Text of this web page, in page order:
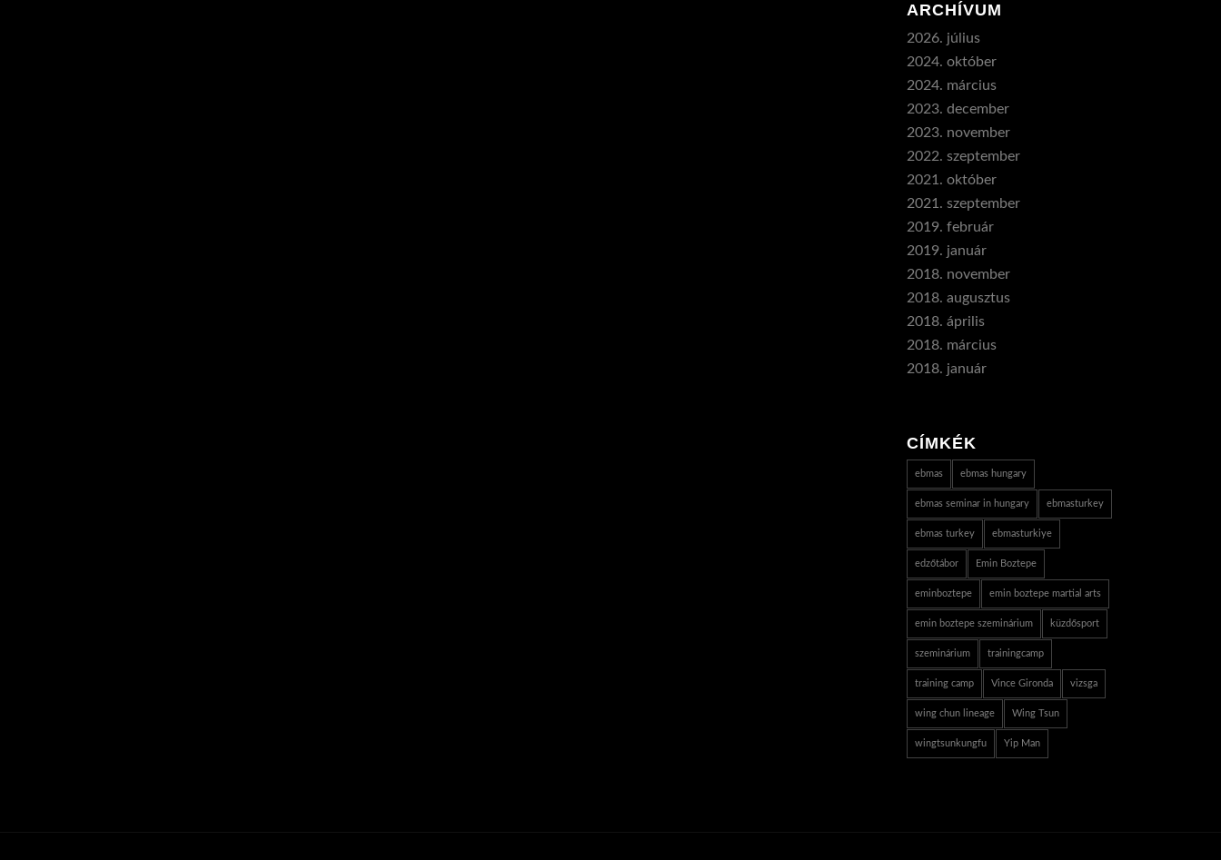
ARCHÍVUM
2026. július
2024. október
2024. március
2023. december
2023. november
2022. szeptember
2021. október
2021. szeptember
2019. február
2019. január
2018. november
2018. augusztus
2018. április
2018. március
2018. január
CÍMKÉK
ebmas ebmas hungary
ebmas seminar in hungary ebmasturkey
ebmas turkey ebmasturkiye
edzőtábor Emin Boztepe
eminboztepe emin boztepe martial arts
emin boztepe szeminárium küzdősport
szeminárium trainingcamp
training camp Vince Gironda vizsga
wing chun lineage Wing Tsun
wingtsunkungfu Yip Man